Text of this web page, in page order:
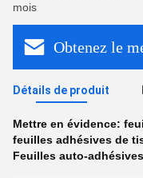
mois
Obtenez le
Détails de produit
Mettre en évidence:
feuilles adhésives de
Feuilles auto-